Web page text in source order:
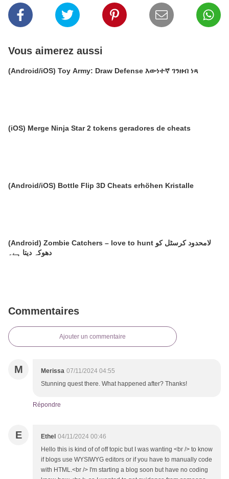
Vous aimerez aussi
(Android/iOS) Toy Army: Draw Defense እውነተኛ ገንዘብ ነጻ
(iOS) Merge Ninja Star 2 tokens geradores de cheats
(Android/iOS) Bottle Flip 3D Cheats erhöhen Kristalle
(Android) Zombie Catchers – love to hunt لامحدود کرسٹل کو
دھوکہ دیتا ہے۔
Commentaires
Ajouter un commentaire
M Merissa 07/11/2024 04:55
Stunning quest there. What happened after? Thanks!
Répondre
E Ethel 04/11/2024 00:46
Hello this is kind of of off topic but I was wanting <br /> to know
if blogs use WYSIWYG editors or if you have to manually code
with HTML.<br /> I'm starting a blog soon but have no coding